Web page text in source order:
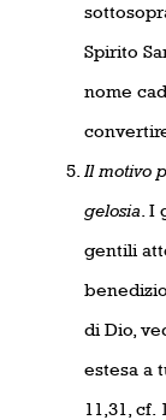
Spirito
nome
Il motivo
gelosia .
gentili
di Dio,
estesa a
11,31, cf.